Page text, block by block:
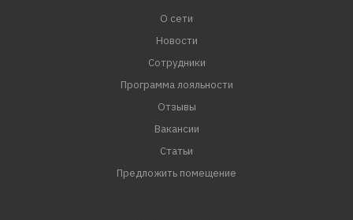
О сети
Новости
Сотрудники
Программа лояльности
Отзывы
Вакансии
Статьи
Предложить помещение